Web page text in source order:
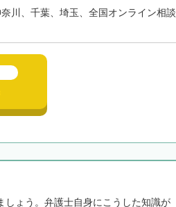
川、千葉、埼玉、全国オンライン相談
ょう。弁護士自身にこうした知識が